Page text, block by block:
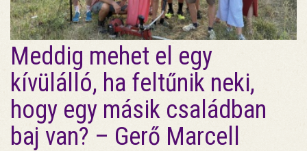
Meddig mehet el egy
kívülálló, ha feltűnik neki,
hogy egy másik családban
baj van? – Gerő Marcell